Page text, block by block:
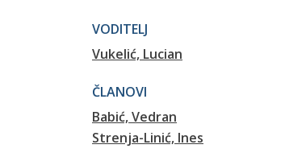
VODITELJ
Vukelić, Lucian
ČLANOVI
Babić, Vedran
Strenja-Linić, Ines